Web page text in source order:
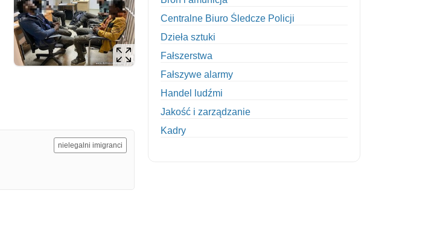
nielegalni imigranci
Centralne Biuro Śledcze Policji
Dzieła sztuki
Fałszerstwa
Fałszywe alarmy
Handel ludźmi
Jakość i zarządzanie
Kadry